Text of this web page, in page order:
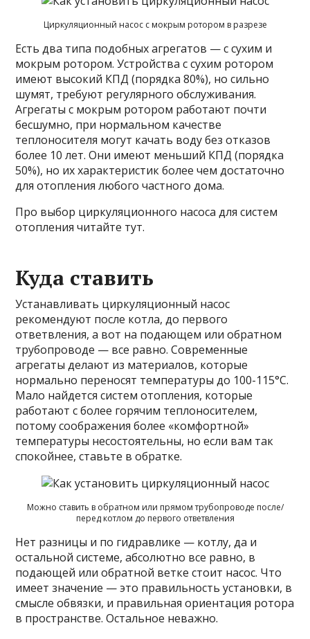
Циркуляционный насос с мокрым ротором в разрезе
Есть два типа подобных агрегатов — с сухим и
мокрым ротором. Устройства с сухим ротором
имеют высокий КПД (порядка 80%), но сильно
шумят, требуют регулярного обслуживания.
Агрегаты с мокрым ротором работают почти
бесшумно, при нормальном качестве
теплоносителя могут качать воду без отказов
более 10 лет. Они имеют меньший КПД (порядка
50%), но их характеристик более чем достаточно
для отопления любого частного дома.
Про выбор циркуляционного насоса для систем
отопления читайте тут.
Куда ставить
Устанавливать циркуляционный насос
рекомендуют после котла, до первого
ответвления, а вот на подающем или обратном
трубопроводе — все равно. Современные
агрегаты делают из материалов, которые
нормально переносят температуры до 100-115°C.
Мало найдется систем отопления, которые
работают с более горячим теплоносителем,
потому соображения более «комфортной»
температуры несостоятельны, но если вам так
спокойнее, ставьте в обратке.
Можно ставить в обратном или прямом трубопроводе после/
перед котлом до первого ответвления
Нет разницы и по гидравлике — котлу, да и
остальной системе, абсолютно все равно, в
подающей или обратной ветке стоит насос. Что
имеет значение — это правильность установки, в
смысле обвязки, и правильная ориентация ротора
в пространстве. Остальное неважно.